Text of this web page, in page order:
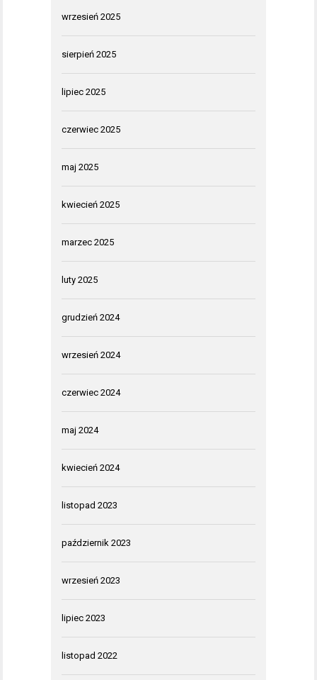
wrzesień 2025
sierpień 2025
lipiec 2025
czerwiec 2025
maj 2025
kwiecień 2025
marzec 2025
luty 2025
grudzień 2024
wrzesień 2024
czerwiec 2024
maj 2024
kwiecień 2024
listopad 2023
październik 2023
wrzesień 2023
lipiec 2023
listopad 2022